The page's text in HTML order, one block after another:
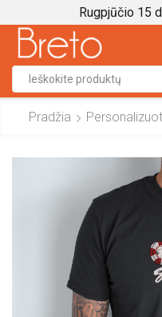
Rugpjūčio 15
Pradžia